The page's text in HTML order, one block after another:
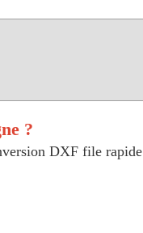
?
DXF file